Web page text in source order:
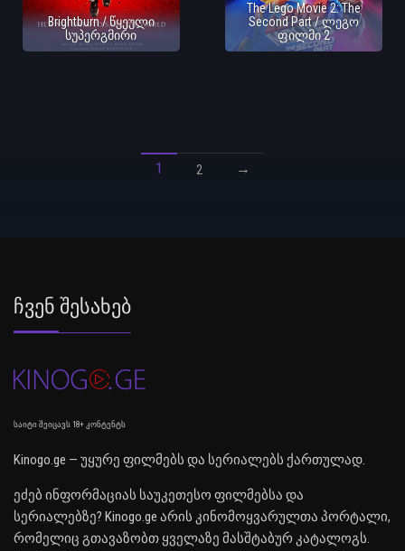
Brightburn / წყეული
სუპერგმირი
The Lego Movie 2: The
Second Part / ლეგო
ფილმი 2
1 2 →
Ჩვენ Შესახებ
საიტი შეიცავს 18+ კონტენტს
Kinogo.ge — უყურე ფილმებს და სერიალებს ქართულად.
ეძებ ინფორმაციას საუკეთესო ფილმებსა და
სერიალებზე? Kinogo.ge არის კინომოყვარულთა პორტალი,
რომელიც გთავაზობთ ყველაზე მასშტაბურ კატალოგს.